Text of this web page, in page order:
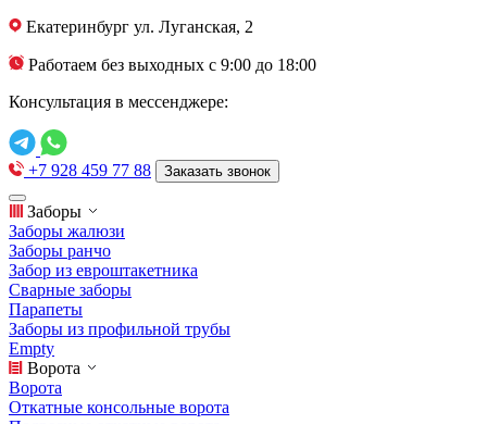
Екатеринбург ул. Луганская, 2
Работаем без выходных с 9:00 до 18:00
Консультация в мессенджере:
+7 928 459 77 88 Заказать звонок
Заборы
Заборы жалюзи
Заборы ранчо
Забор из евроштакетника
Сварные заборы
Парапеты
Заборы из профильной трубы
Empty
Ворота
Ворота
Откатные консольные ворота